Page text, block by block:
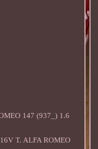
147 (937_) 1.6
T. ALFA ROMEO